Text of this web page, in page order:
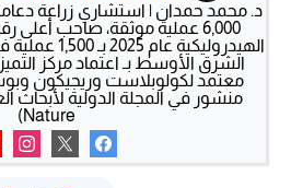
د. محمد حمدان | استشاري زراعة
6,000 عملية موثقة، صاحب
الهيدروليكية
الشرق الأوسط بـ اعتماد مركز
معتمد لكولوبلاست وريجيكون
منشور في المجلة الدولية لأبحاث
Nature)